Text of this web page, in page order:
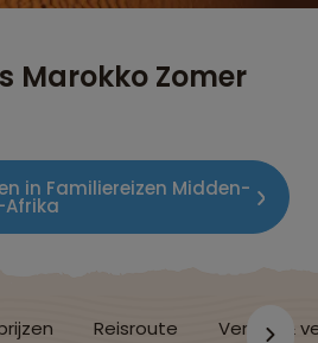
Marokko Zomer
in Familiereizen Midden-
Afrika
Reisroute Verblijf &